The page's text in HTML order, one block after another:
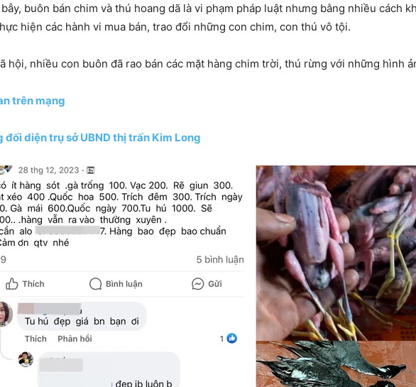
buôn bán chim và thú hoang dã là vi phạm pháp luật nhưng bằng nhiều cách
hiện các hành vi mua bán, trao đổi những con chim, con thú vô tội.
hội, nhiều con buôn đã rao bán các mặt hàng chim trời, thú rừng với những hình
trên mạng
diện trụ sở UBND thị trấn Kim Long